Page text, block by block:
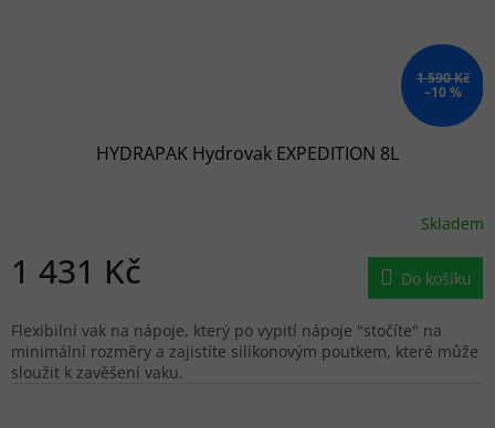
1 590 Kč
–10 %
HYDRAPAK Hydrovak EXPEDITION 8L
Skladem
1 431 Kč Do košíku
Flexibilní vak na nápoje, který po vypití nápoje "stočíte" na
minimální rozměry a zajistíte silikonovým poutkem, které může
sloužit k zavěšení vaku.